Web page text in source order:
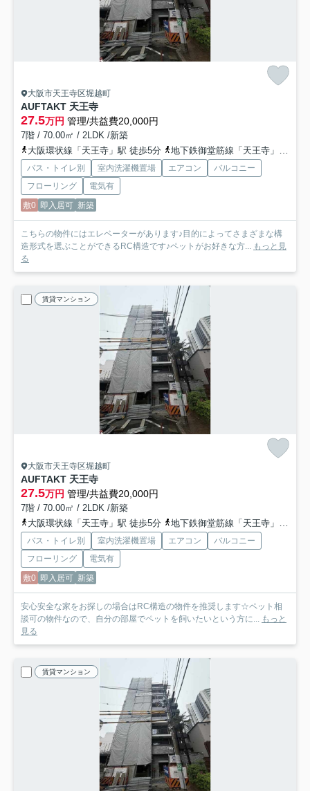
大阪市天王寺区堀越町
AUFTAKT 天王寺
27.5万円 管理/共益費20,000円
7階 / 70.00㎡ / 2LDK /新築
大阪環状線「天王寺」駅 徒歩5分
地下鉄御堂筋線「天王寺」駅 徒歩6分
バス・トイレ別 室内洗濯機置場 エアコン
バルコニー
フローリング
電気有
敷0 即入居可 新築
こちらの物件にはエレベーターがあります♪目的によってさまざまな構
造形式を選ぶことができるRC構造です♪ペットがお好きな方... もっと見
る
賃貸マンション
大阪市天王寺区堀越町
AUFTAKT 天王寺
27.5万円 管理/共益費20,000円
7階 / 70.00㎡ / 2LDK /新築
大阪環状線「天王寺」駅 徒歩5分
地下鉄御堂筋線「天王寺」駅 徒歩6分
バス・トイレ別 室内洗濯機置場 エアコン
バルコニー
フローリング
電気有
敷0 即入居可 新築
安心安全な家をお探しの場合はRC構造の物件を推奨します☆ペット相
談可の物件なので、自分の部屋でペットを飼いたいという方に... もっと
見る
賃貸マンション